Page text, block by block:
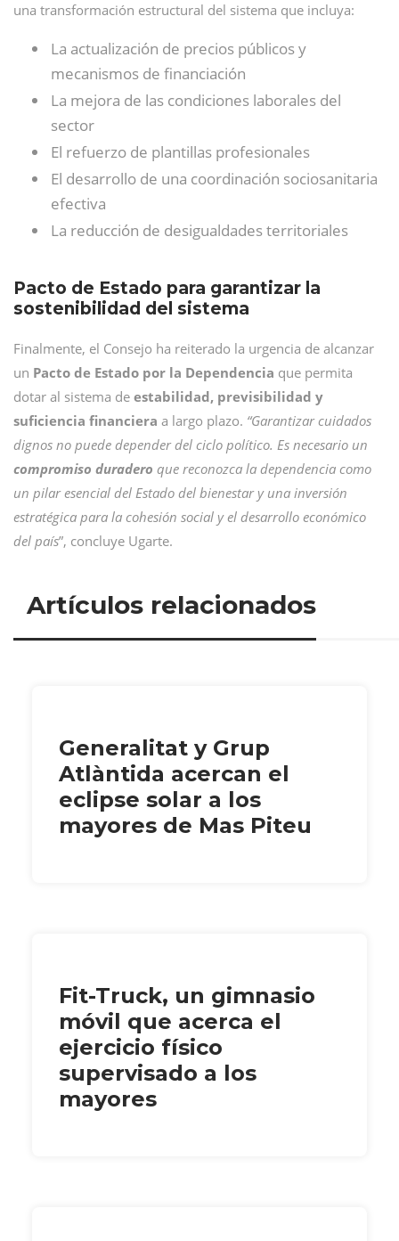
una transformación estructural del sistema que incluya:
La actualización de precios públicos y
mecanismos de financiación
La mejora de las condiciones laborales del
sector
El refuerzo de plantillas profesionales
El desarrollo de una coordinación sociosanitaria
efectiva
La reducción de desigualdades territoriales
Pacto de Estado para garantizar la
sostenibilidad del sistema
Finalmente, el Consejo ha reiterado la urgencia de alcanzar
un Pacto de Estado por la Dependencia que permita
dotar al sistema de estabilidad, previsibilidad y
suficiencia financiera a largo plazo. “Garantizar cuidados
dignos no puede depender del ciclo político. Es necesario un
compromiso duradero que reconozca la dependencia como
un pilar esencial del Estado del bienestar y una inversión
estratégica para la cohesión social y el desarrollo económico
del país”, concluye Ugarte.
Artículos relacionados
Generalitat y Grup
Atlàntida acercan el
eclipse solar a los
mayores de Mas Piteu
Fit-Truck, un gimnasio
móvil que acerca el
ejercicio físico
supervisado a los
mayores